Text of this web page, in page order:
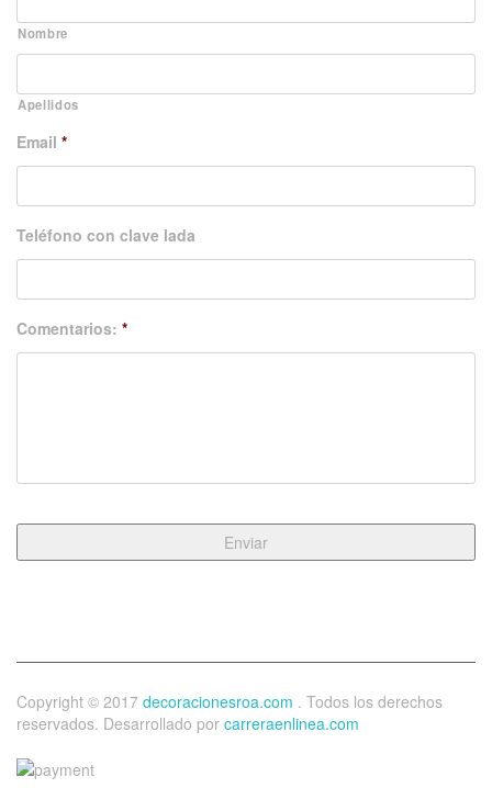
Nombre
Apellidos
Email *
Teléfono con clave lada
Comentarios: *
Copyright © 2017 decoracionesroa.com . Todos los derechos
reservados. Desarrollado por carreraenlinea.com